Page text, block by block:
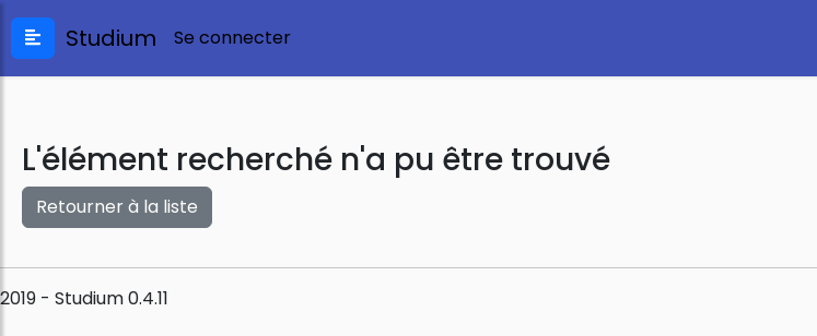
Studium Se connecter
L'élément recherché n'a pu être trouvé
Retourner à la liste
2019 - Studium 0.4.11